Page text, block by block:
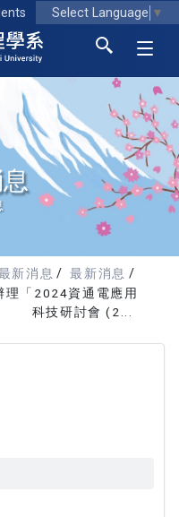
Select Language ▼
新消息
最新消息
理「2024資通電應用
科技研討會 (2...